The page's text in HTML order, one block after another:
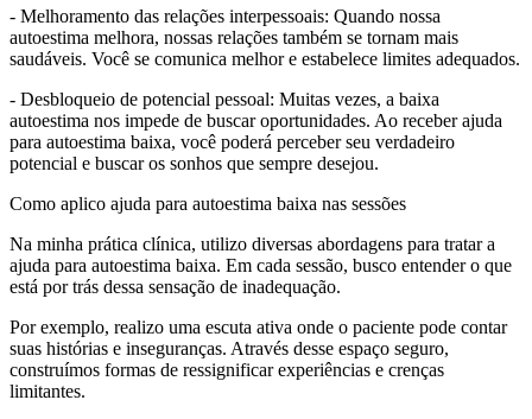
- Melhoramento das relações interpessoais: Quando nossa
autoestima melhora, nossas relações também se tornam mais
saudáveis. Você se comunica melhor e estabelece limites adequados.
- Desbloqueio de potencial pessoal: Muitas vezes, a baixa
autoestima nos impede de buscar oportunidades. Ao receber ajuda
para autoestima baixa, você poderá perceber seu verdadeiro
potencial e buscar os sonhos que sempre desejou.
Como aplico ajuda para autoestima baixa nas sessões
Na minha prática clínica, utilizo diversas abordagens para tratar a
ajuda para autoestima baixa. Em cada sessão, busco entender o que
está por trás dessa sensação de inadequação.
Por exemplo, realizo uma escuta ativa onde o paciente pode contar
suas histórias e inseguranças. Através desse espaço seguro,
construímos formas de ressignificar experiências e crenças
limitantes.